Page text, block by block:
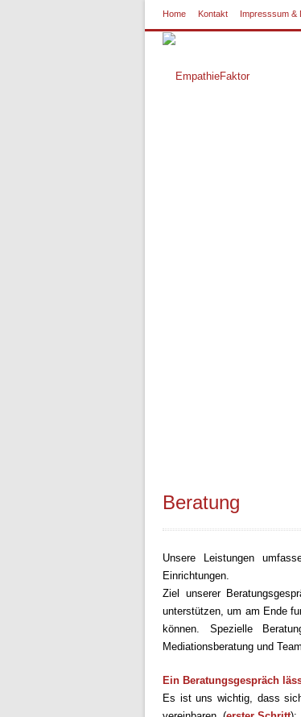
Home Kontakt Impresssum &
Beratung
Unsere Leistungen
Einrichtungen.
Ziel unserer
unterstützen, um am Ende
können. Spezielle
Mediationsberatung und
Ein Beratungsgespräch
Es ist uns wichtig, dass